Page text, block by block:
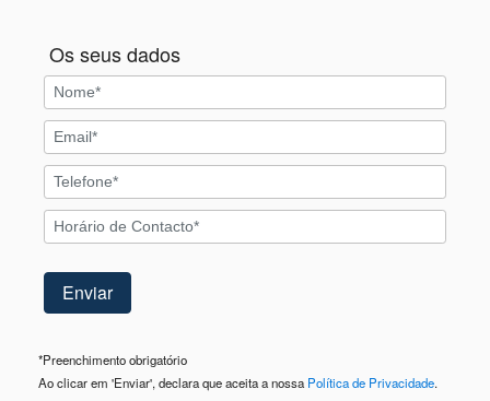
Os seus dados
*Preenchimento obrigatório
Ao clicar em 'Enviar', declara que aceita a nossa Política de Privacidade.